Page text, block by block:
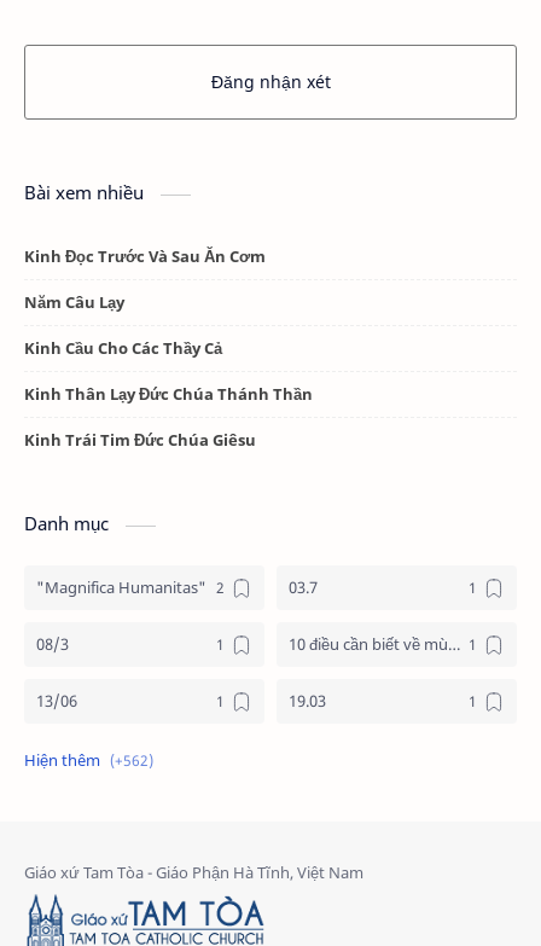
Đăng nhận xét
Bài xem nhiều
Kinh Đọc Trước Và Sau Ăn Cơm
Năm Câu Lạy
Kinh Cầu Cho Các Thầy Cả
Kinh Thân Lạy Đức Chúa Thánh Thần
Kinh Trái Tim Đức Chúa Giêsu
Danh mục
"Magnifica Humanitas" 03.7
08/3 10 điều cần biết về mùa vọng
13/06 19.03
19/3
24 giờ cho chúa 24 giờ cho chúa 2026
4 nước châu phi